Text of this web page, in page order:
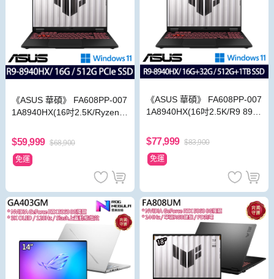
《ASUS 華碩》 FA608PP-007
1A8940HX(16吋2.5K/Ryzen 9
5070/Win11)
$59,999 $68,900
免運
《ASUS 華碩》 FA608PP-007
1A8940HX(16吋2.5K/R9 894
X5070/特仕版)
$77,999 $83,900
免運